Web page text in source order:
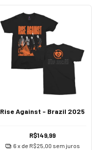
Rise Against - Brazil 2025
R$149,99
6 x de R$25,00 sem juros